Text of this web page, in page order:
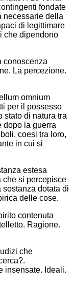
fondate
necessarie della
di legittimare
che dipendono
conoscenza
La percezione.
omnium
per il possesso
stato di natura tra
dopo la guerra
coesi tra loro,
in cui si
estesa
che si percepisce
sostanza dotata di
delle cose.
contenuta
Ragione.
che
insensate. Ideali.